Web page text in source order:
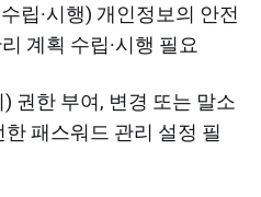
립·시행) 개인정보의 안전
계획 수립·시행 필요
권한 부여, 변경 또는 말소
패스워드 관리 설정 필